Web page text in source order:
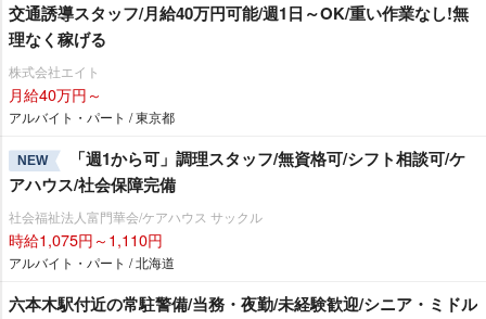
交通誘導スタッフ/月給40万円可能/週1日～OK/重い作業なし!無
理なく稼げる
株式会社エイト
月給40万円～
アルバイト・パート / 東京都
NEW
「週1から可」調理スタッフ/無資格可/シフト相談可/ケ
アハウス/社会保障完備
社会福祉法人富門華会/ケアハウス サックル
時給1,075円～1,110円
アルバイト・パート / 北海道
六本木駅付近の常駐警備/当務・夜勤/未経験歓迎/シニア・ミドル